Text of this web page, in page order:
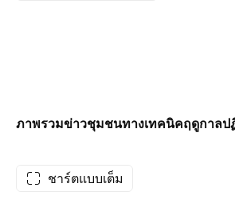
ภาพรวมข่าวชุมชนทางเทคนิคฤดูกาลป
ชาร์ตแบบเต็ม